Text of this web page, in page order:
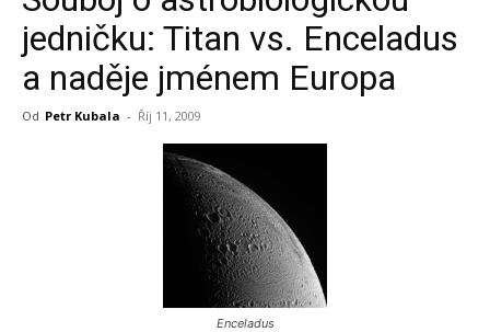
jedničku: Titan vs. Enceladus
a naděje jménem Europa
Od Petr Kubala - Říj 11, 2009
Enceladus